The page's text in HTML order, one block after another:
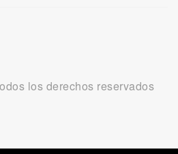
los derechos reservados